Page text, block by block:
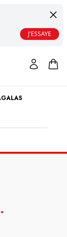
J'ESSAYE
.